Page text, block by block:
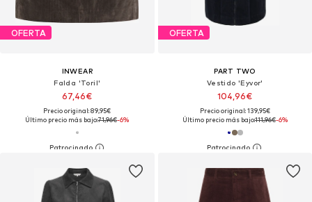
OFERTA
INWEAR
Falda 'ToriI'
67,46€
Precio original: 89,95€
Último precio más bajo:71,96€-6%
OFERTA
PART TWO
Vestido 'Eyvor'
104,96€
Precio original: 139,95€
Último precio más bajo:111,96€-6%